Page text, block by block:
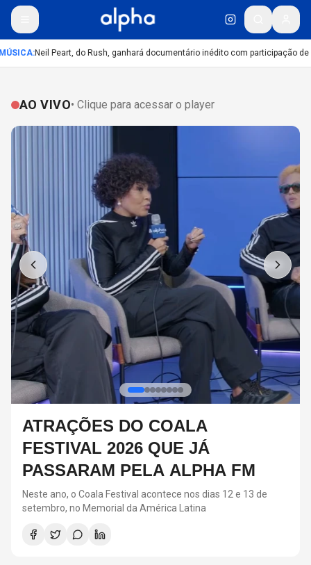
:Neil Peart, do Rush, ganhará documentário inédito com participação de
AO VIVO• Clique para acessar o player
DO COALA
2026 QUE JÁ
PELA ALPHA FM
ano, o Coala Festival acontece nos dias 12 e 13 de
no Memorial da América Latina